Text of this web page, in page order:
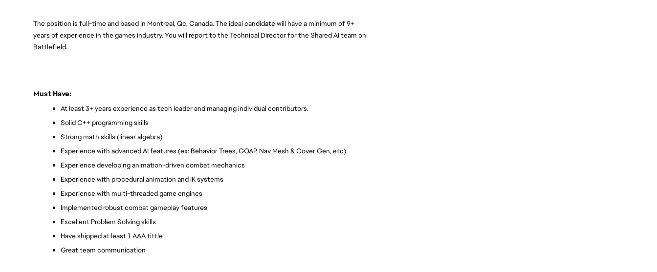
The position is full-time and based in Montreal, Qc, Canada. The ideal candidate will have a minimum of 9+
years of experience in the games industry. You will report to the Technical Director for the Shared AI team on
Battlefield.
Must Have:
At least 3+ years experience as tech leader and managing individual contributors.
Solid C++ programming skills
Strong math skills (linear algebra)
Experience with advanced AI features (ex: Behavior Trees, GOAP, Nav Mesh & Cover Gen, etc)
Experience developing animation-driven combat mechanics
Experience with procedural animation and IK systems
Experience with multi-threaded game engines
Implemented robust combat gameplay features
Excellent Problem Solving skills
Have shipped at least 1 AAA tittle
Great team communication